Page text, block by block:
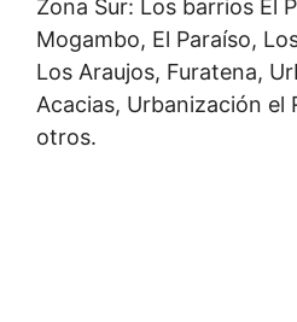
Zona Sur: Los barrios El
Mogambo, El Paraíso,
Los Araujos, Furatena,
Acacias, Urbanización el
otros.